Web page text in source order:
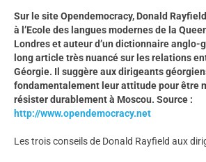
Sur le site Opendemocracy, Donald
à l’Ecole des langues modernes de la
Londres et auteur d’un dictionnaire anglo-
long article très nuancé sur les relations
Géorgie. Il suggère aux dirigeants
fondamentalement leur attitude pour être
résister durablement à Moscou. Source :
http://www.opendemocracy.net
Les trois conseils de Donald Rayfield aux